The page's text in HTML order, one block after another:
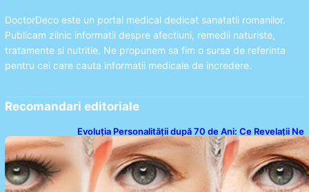
DoctorDeco este un portal medical dedicat sanatatii romanilor.
Publicam zilnic informatii despre afectiuni, remedii naturiste,
tratamente si nutritie. Ne propunem sa fim o sursa de referinta
pentru cei care cauta informatii medicale de incredere.
Recomandari editoriale
Evoluția Personalității după 70 de Ani: Ce Revelații Ne
Oferă Studiile Psihologice